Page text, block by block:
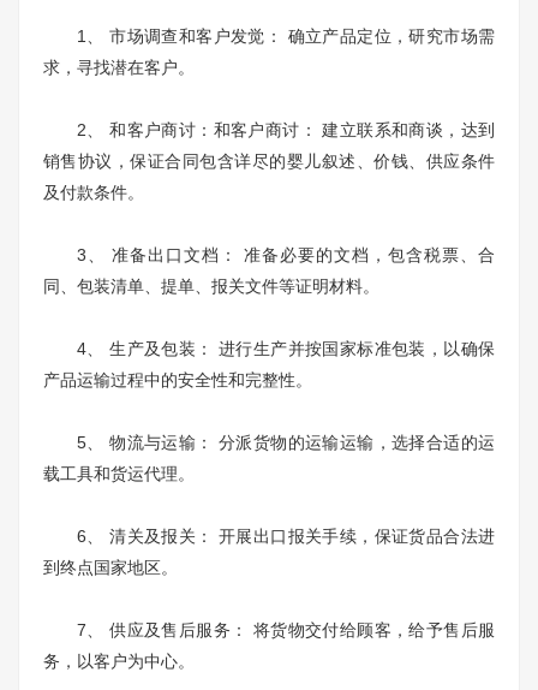
1、 市场调查和客户发觉： 确立产品定位，研究市场需
求，寻找潜在客户。
2、 和客户商讨：和客户商讨： 建立联系和商谈，达到
销售协议，保证合同包含详尽的婴儿叙述、价钱、供应条件
及付款条件。
3、 准备出口文档： 准备必要的文档，包含税票、合
同、包装清单、提单、报关文件等证明材料。
4、 生产及包装： 进行生产并按国家标准包装，以确保
产品运输过程中的安全性和完整性。
5、 物流与运输： 分派货物的运输运输，选择合适的运
载工具和货运代理。
6、 清关及报关： 开展出口报关手续，保证货品合法进
到终点国家地区。
7、 供应及售后服务： 将货物交付给顾客，给予售后服
务，以客户为中心。